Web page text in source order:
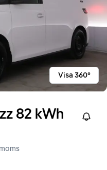
Visa 360°
82 kWh
Right